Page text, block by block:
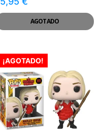
AGOTADO
¡AGOTADO!